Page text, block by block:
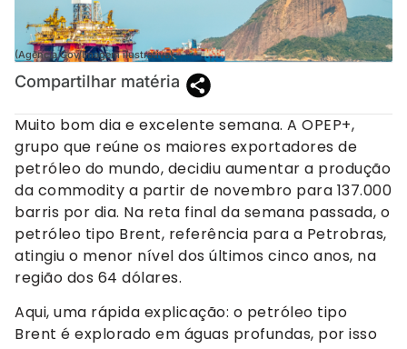
(Agência Gov/Imagem ilustrativa)
Compartilhar matéria
Muito bom dia e excelente semana. A OPEP+,
grupo que reúne os maiores exportadores de
petróleo do mundo, decidiu aumentar a produção
da commodity a partir de novembro para 137.000
barris por dia. Na reta final da semana passada, o
petróleo tipo Brent, referência para a Petrobras,
atingiu o menor nível dos últimos cinco anos, na
região dos 64 dólares.
Aqui, uma rápida explicação: o petróleo tipo
Brent é explorado em águas profundas, por isso